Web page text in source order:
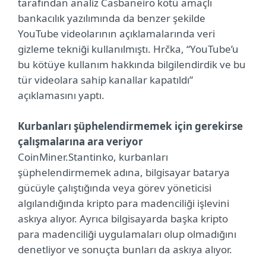
bankacılık yazılımında da benzer şekilde
YouTube videolarının açıklamalarında veri
gizleme tekniği kullanılmıştı. Hrčka, “YouTube’u
bu kötüye kullanım hakkında bilgilendirdik ve bu
tür videolara sahip kanallar kapatıldı”
açıklamasını yaptı.
Kurbanları şüphelendirmemek için gerekirse
çalışmalarına ara veriyor
CoinMiner.Stantinko, kurbanları
şüphelendirmemek adına, bilgisayar batarya
gücüyle çalıştığında veya görev yöneticisi
algılandığında kripto para madenciliği işlevini
askıya alıyor. Ayrıca bilgisayarda başka kripto
para madenciliği uygulamaları olup olmadığını
denetliyor ve sonuçta bunları da askıya alıyor.